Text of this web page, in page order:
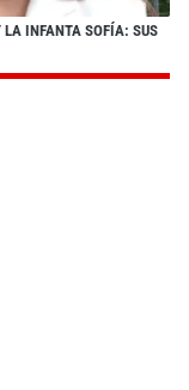
LA INFANTA SOFÍA: SUS